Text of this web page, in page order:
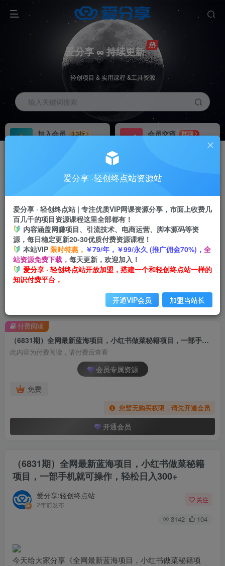
爱分享 ∞ 持续更新
轻创项目 & 实用课程 &工具资源
输入关键词搜索
加入会员
3.3折
会员交流
群聊
推广返佣高达70%
24小时自动赚钱
加入会员享受权益福利
（6831期）全网最新蓝海项目，小红书做菜秘籍项目，一部手机就可操作，轻松日入300+
此内容为付费阅读，请付费后查看
会员专属资源
免费
您暂无购买权限，请先开通会员
开通会员
付费阅读
（6831期）全网最新蓝海项目，小红书做菜秘籍
项目，一部手机就可操作，轻松日入300+
爱分享:轻创终点站
2年前发布
关注
3142 104
今天给大家分享《全网最新蓝海项目，小红书做菜秘籍项
爱分享 ·轻创终点站资源站
爱分享 · 轻创终点站 | 专注优质VIP网课资源分享，市面上收费几
百几千的项目资源课程这里全部都有！
内容涵盖网赚项目、引流技术、电商运营、脚本源码等资
源，每日稳定更新20-30优质付费资源课程！
本站VIP 限时特惠， ￥79/年，￥99/永久 (推广佣金70%)， 全
站资源免费下载， 每天更新，欢迎加入！
爱分享 · 轻创终点站开放加盟，搭建一个和轻创终点站一样的
知识付费平台，
开通VIP会员 加盟当站长